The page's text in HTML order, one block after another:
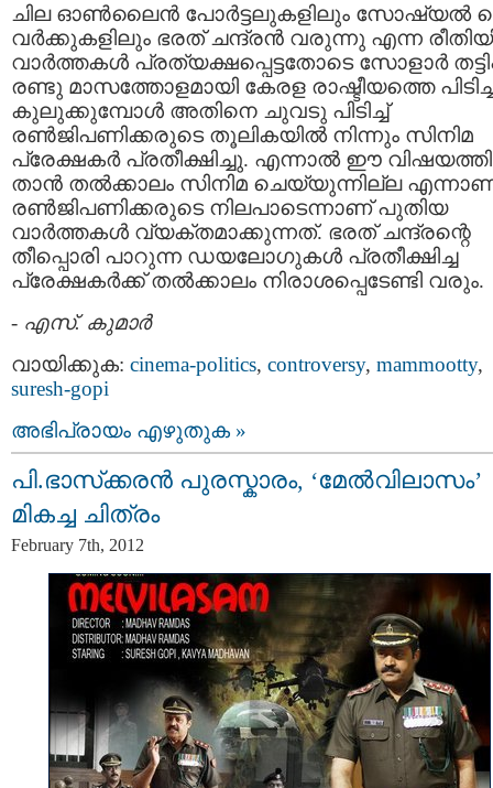
ചില ഓണ്‍ലൈന്‍ പോര്‍ട്ടലുകളിലും സോഷ്യല്‍
വര്‍ക്കുകളിലും ഭരത് ചന്ദ്രന്‍ വരുന്നു എന്ന
വാര്‍ത്തകള്‍ പ്രത്യക്ഷപ്പെട്ടതോടെ സോളാര്‍
രണ്ടു മാസത്തോളമായി കേരള രാഷ്ടീയത്തെ
കുലുക്കുമ്പോള്‍ അതിനെ ചുവടു പിടിച്ച്
രണ്‍ജിപണിക്കരുടെ തൂലികയില്‍ നിന്നും സിനിമ
പ്രേക്ഷകര്‍ പ്രതീക്ഷിച്ചു. എന്നാല്‍ ഈ
താന്‍ തല്‍ക്കാലം സിനിമ ചെയ്യുന്നില്ല
രണ്‍ജിപണിക്കരുടെ നിലപാടെന്നാണ് പുതിയ
വാര്‍ത്തകള്‍ വ്യക്തമാക്കുന്നത്. ഭരത് ചന്ദ്രന്റെ
തീപ്പൊരി പാറുന്ന ഡയലോഗുകള്‍ പ്രതീക്ഷിച്ച
പ്രേക്ഷകര്‍ക്ക് തല്‍ക്കാലം നിരാശപ്പെടേണ്ടി വരും.
- എസ്. കുമാര്‍
വായിക്കുക: cinema-politics, controversy, mammootty,
suresh-gopi
അഭിപ്രായം എഴുതുക »
പി.ഭാസ്‌ക്കരന്‍ പുരസ്കാരം, ‘മേല്‍വിലാസം’
മികച്ച ചിത്രം
February 7th, 2012